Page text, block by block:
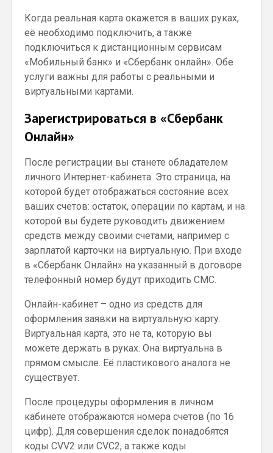
Когда реальная карта окажется в ваших руках,
её необходимо подключить, а также
подключиться к дистанционным сервисам
«Мобильный банк» и «Сбербанк онлайн». Обе
услуги важны для работы с реальными и
виртуальными картами.
Зарегистрироваться в «Сбербанк
Онлайн»
После регистрации вы станете обладателем
личного Интернет-кабинета. Это страница, на
которой будет отображаться состояние всех
ваших счетов: остаток, операции по картам, и на
которой вы будете руководить движением
средств между своими счетами, например с
зарплатой карточки на виртуальную. При входе
в «Сбербанк Онлайн» на указанный в договоре
телефонный номер будут приходить СМС.
Онлайн-кабинет – одно из средств для
оформления заявки на виртуальную карту.
Виртуальная карта, это не та, которую вы
можете держать в руках. Она виртуальна в
прямом смысле. Её пластикового аналога не
существует.
После процедуры оформления в личном
кабинете отображаются номера счетов (по 16
цифр). Для совершения сделок понадобятся
коды CVV2 или CVC2, а также коды